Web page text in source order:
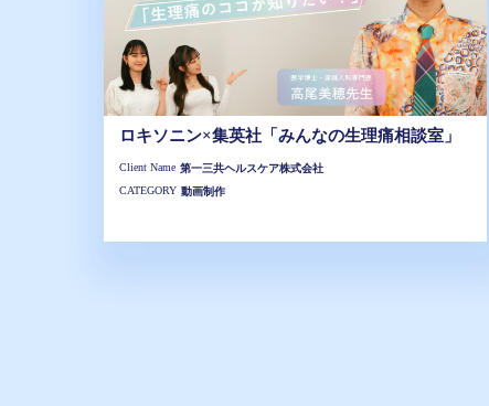
ロキソニン×集英社「みんなの生理痛相談室」
Client Name 第一三共ヘルスケア株式会社
CATEGORY 動画制作